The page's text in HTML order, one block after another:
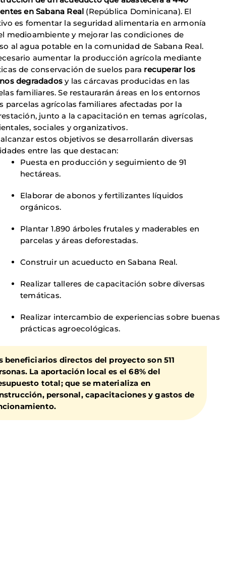
en Sabana Real (República Dominicana). El
es fomentar la seguridad alimentaria en armonía
medioambiente y mejorar las condiciones de
al agua potable en la comunidad de Sabana Real.
aumentar la producción agrícola mediante
de conservación de suelos para recuperar los
degradados y las cárcavas producidas en las
familiares. Se restaurarán áreas en los entornos
parcelas agrícolas familiares afectadas por la
junto a la capacitación en temas agrícolas,
sociales y organizativos.
estos objetivos se desarrollarán diversas
entre las que destacan:
Puesta en producción y seguimiento de 91
hectáreas.
Elaborar de abonos y fertilizantes líquidos
orgánicos.
Plantar 1.890 árboles frutales y maderables en
parcelas y áreas deforestadas.
Construir un acueducto en Sabana Real.
Realizar talleres de capacitación sobre diversas
temáticas.
Realizar intercambio de experiencias sobre buenas
prácticas agroecológicas.
beneficiarios directos del proyecto son 511
La aportación local es el 68% del
total; que se materializa en
personal, capacitaciones y gastos de